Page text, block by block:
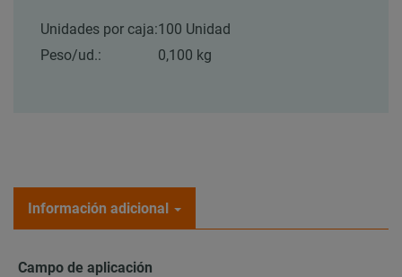
Unidades por caja:100 Unidad
Peso/ud.:
0,100 kg
Información adicional
Campo de aplicación